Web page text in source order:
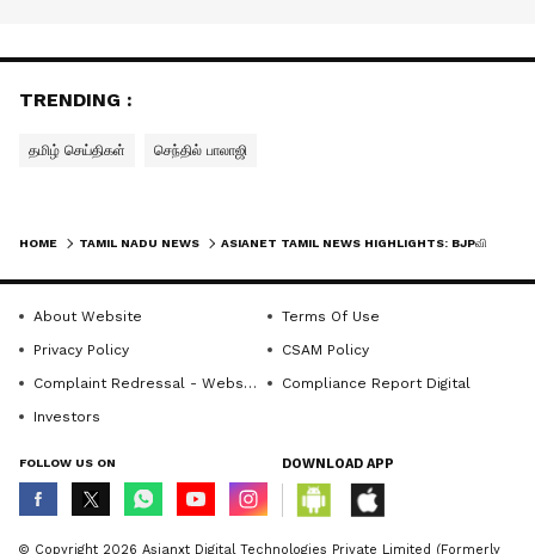
TRENDING :
தமிழ் செய்திகள் செந்தில் பாலாஜி
HOME TAMIL NADU NEWS
About Website
Terms Of Use
Privacy Policy
CSAM Policy
Complaint Redressal - Website
Compliance Report Digital
Investors
FOLLOW US ON DOWNLOAD APP
© Copyright 2026 Asianxt Digital Technologies Private Limited (Formerly